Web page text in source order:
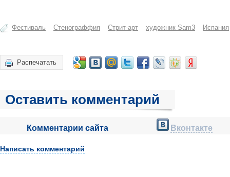
Фестиваль Стенограффия Стрит-арт художник Sam3 Испания
Распечатать
Оставить комментарий
Комментарии сайта Вконтакте
Написать комментарий